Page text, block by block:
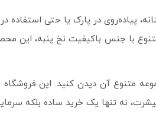
پیاده‌روی در پارک یا حتی
جنس باکیفیت نخ پنبه، این
متنوع آن دیدن کنید. این
نه تنها یک خرید ساده بلکه